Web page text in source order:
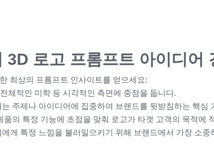
3D 로고 프롬프트 아이디어
최상의 프롬프트 인사이트를 얻으세요:
체적인 미학 등 시각적인 측면에 중점을 둡니다.
는 주제나 아이디어에 집중하여 브랜드를 뒷받침하는 핵심
품의 특정 기능에 초점을 맞춰 로고가 타겟 고객의 목적에
에게 특정 느낌을 불러일으키기 위해 브랜드에서 가장 소중